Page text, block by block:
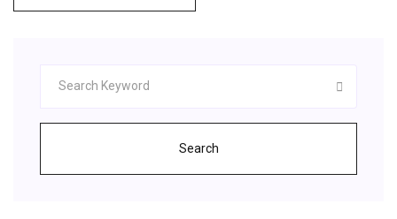
Search